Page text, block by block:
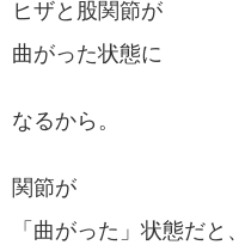
ヒザと股関節が
曲がった状態に
なるから。
関節が
「曲がった」状態だと、